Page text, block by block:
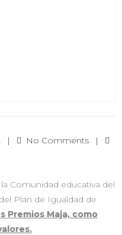
| No Comments
|
la Comunidad educativa del
Plan de Igualdad de
Premios Maja, como